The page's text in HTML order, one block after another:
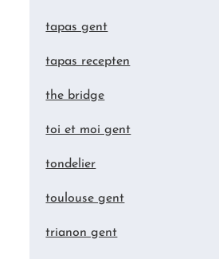
tapas gent
tapas recepten
the bridge
toi et moi gent
tondelier
toulouse gent
trianon gent